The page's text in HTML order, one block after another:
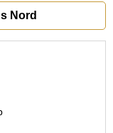
uy tín? Hãy đến
trong nghề, Đội ngũ
tiến, linh kiện vỏ
luôn là sự
lỗi khác cho khách
Nord